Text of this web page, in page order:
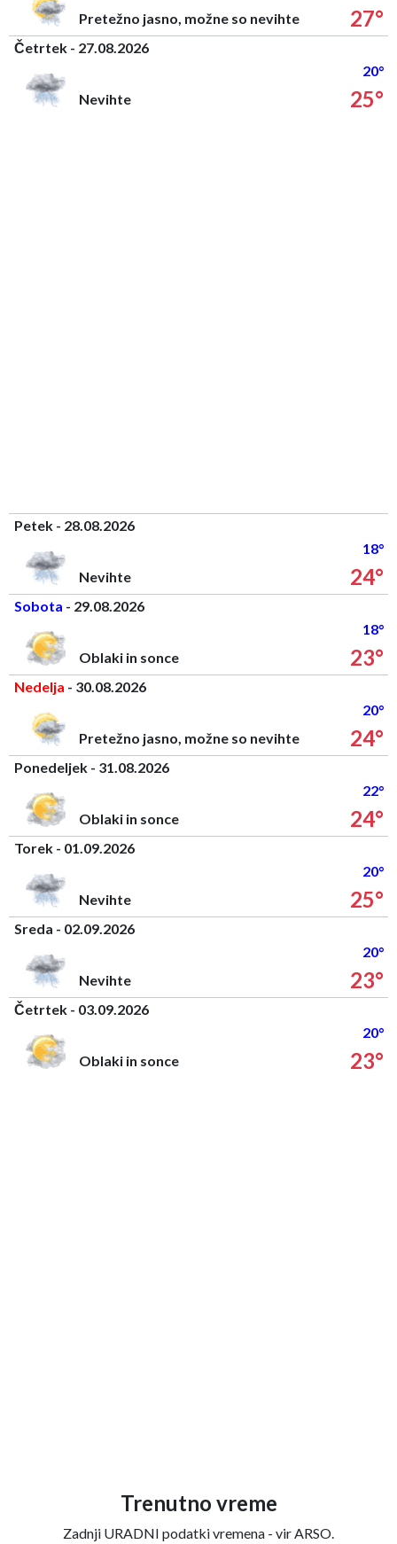
Pretežno jasno, možne so nevihte
27°
Četrtek - 27.08.2026
20°
Nevihte
25°
Petek - 28.08.2026
18°
Nevihte
24°
Sobota - 29.08.2026
18°
Oblaki in sonce
23°
Nedelja - 30.08.2026
20°
Pretežno jasno, možne so nevihte
24°
Ponedeljek - 31.08.2026
22°
Oblaki in sonce
24°
Torek - 01.09.2026
20°
Nevihte
25°
Sreda - 02.09.2026
20°
Nevihte
23°
Četrtek - 03.09.2026
20°
Oblaki in sonce
23°
Trenutno vreme
Zadnji URADNI podatki vremena - vir ARSO.